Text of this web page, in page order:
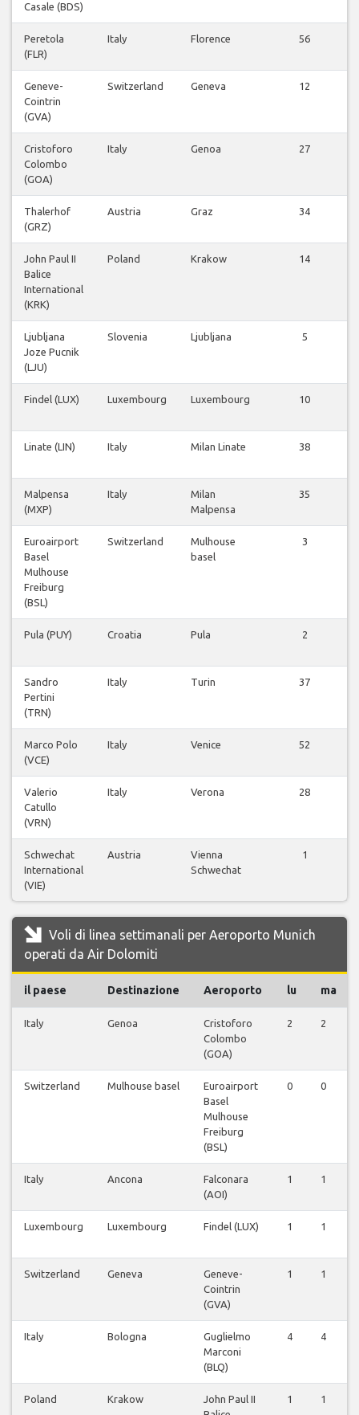
Casale (BDS)
Peretola
(FLR)
Italy Florence 56
Geneve-
Cointrin
(GVA)
Switzerland Geneva 12
Cristoforo
Colombo
(GOA)
Italy Genoa 27
Thalerhof
(GRZ)
Austria Graz 34
John Paul II
Balice
International
(KRK)
Poland Krakow 14
Ljubljana
Joze Pucnik
(LJU)
Slovenia Ljubljana 5
Findel (LUX) Luxembourg Luxembourg 10
Linate (LIN) Italy Milan Linate 38
Malpensa
(MXP)
Italy
Milan
Malpensa
35
Euroairport
Basel
Mulhouse
Freiburg
(BSL)
Switzerland
Mulhouse
basel
3
Pula (PUY) Croatia Pula 2
Sandro
Pertini
(TRN)
Italy Turin 37
Marco Polo
(VCE)
Italy Venice 52
Valerio
Catullo
(VRN)
Italy Verona 28
Schwechat
International
(VIE)
Austria
Vienna
Schwechat
1
Voli di linea settimanali per Aeroporto Munich
operati da Air Dolomiti
il paese Destinazione Aeroporto lu ma
Italy Genoa
Cristoforo
Colombo
(GOA)
2 2
Switzerland Mulhouse basel
Euroairport
Basel
Mulhouse
Freiburg
(BSL)
0 0
Italy Ancona
Falconara
(AOI)
1 1
Luxembourg Luxembourg Findel (LUX) 1 1
Switzerland Geneva
Geneve-
Cointrin
(GVA)
1 1
Italy Bologna
Guglielmo
Marconi
(BLQ)
4 4
Poland Krakow
John Paul II
1 1